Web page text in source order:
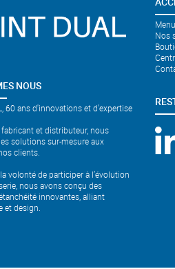
NOUS
60 ans d'innovations et d'expertise
fabricant et distributeur, nous
solutions sur-mesure aux
clients.
volonté de participer à l’évolution
nous avons conçu des
innovantes, alliant
et design.
Nos